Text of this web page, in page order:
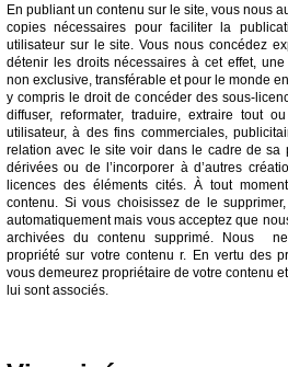
En publiant un contenu sur le site, vous nous
copies nécessaires pour faciliter la
utilisateur sur le site. Vous nous concédez
détenir les droits nécessaires à cet effet,
non exclusive, transférable et pour le monde
y compris le droit de concéder des sous-
diffuser, reformater, traduire, extraire tout
utilisateur, à des fins commerciales,
relation avec le site voir dans le cadre de sa
dérivées ou de l’incorporer à d’autres
licences des éléments cités. À tout
contenu. Si vous choisissez de le
automatiquement mais vous acceptez que
archivées du contenu supprimé. Nous
propriété sur votre contenu r. En vertu des
vous demeurez propriétaire de votre contenu
lui sont associés.